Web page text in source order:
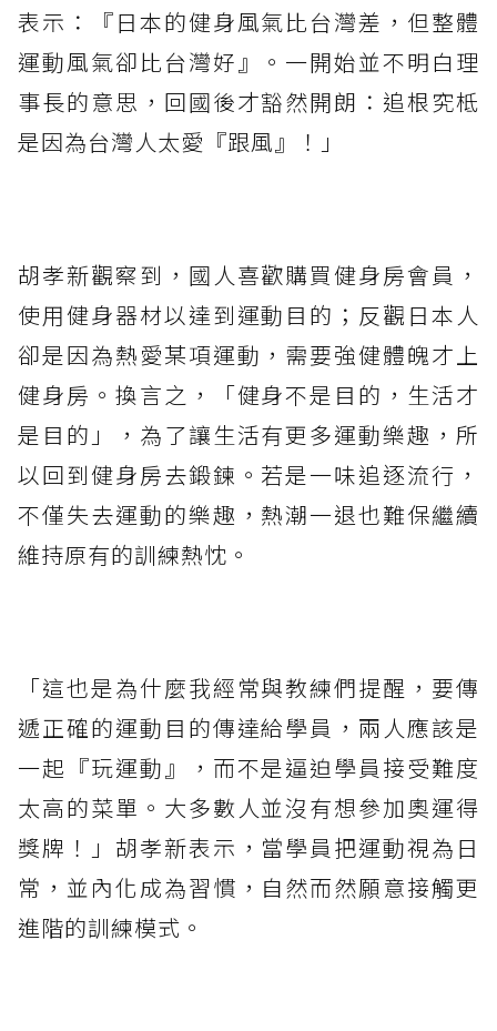
表示：『日本的健身風氣比台灣差，但整體
運動風氣卻比台灣好』。一開始並不明白理
事長的意思，回國後才豁然開朗：追根究柢
是因為台灣人太愛『跟風』！」
胡孝新觀察到，國人喜歡購買健身房會員，
使用健身器材以達到運動目的；反觀日本人
卻是因為熱愛某項運動，需要強健體魄才上
健身房。換言之，「健身不是目的，生活才
是目的」，為了讓生活有更多運動樂趣，所
以回到健身房去鍛鍊。若是一味追逐流行，
不僅失去運動的樂趣，熱潮一退也難保繼續
維持原有的訓練熱忱。
「這也是為什麼我經常與教練們提醒，要傳
遞正確的運動目的傳達給學員，兩人應該是
一起『玩運動』，而不是逼迫學員接受難度
太高的菜單。大多數人並沒有想參加奧運得
獎牌！」胡孝新表示，當學員把運動視為日
常，並內化成為習慣，自然而然願意接觸更
進階的訓練模式。